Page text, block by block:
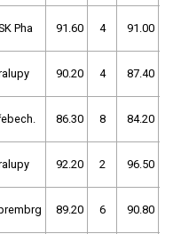
Pha 91.60 4 91.00
90.20 4 87.40
86.30 8 84.20
92.20 2 96.50
89.20 6 90.80